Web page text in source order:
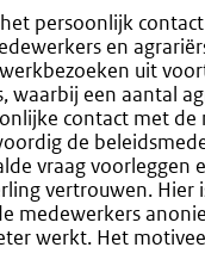
persoonlijk
en
uit
een aantal
contact met
de
vraag voorleggen
vertrouwen. Hier
medewerkers
werkt. Het